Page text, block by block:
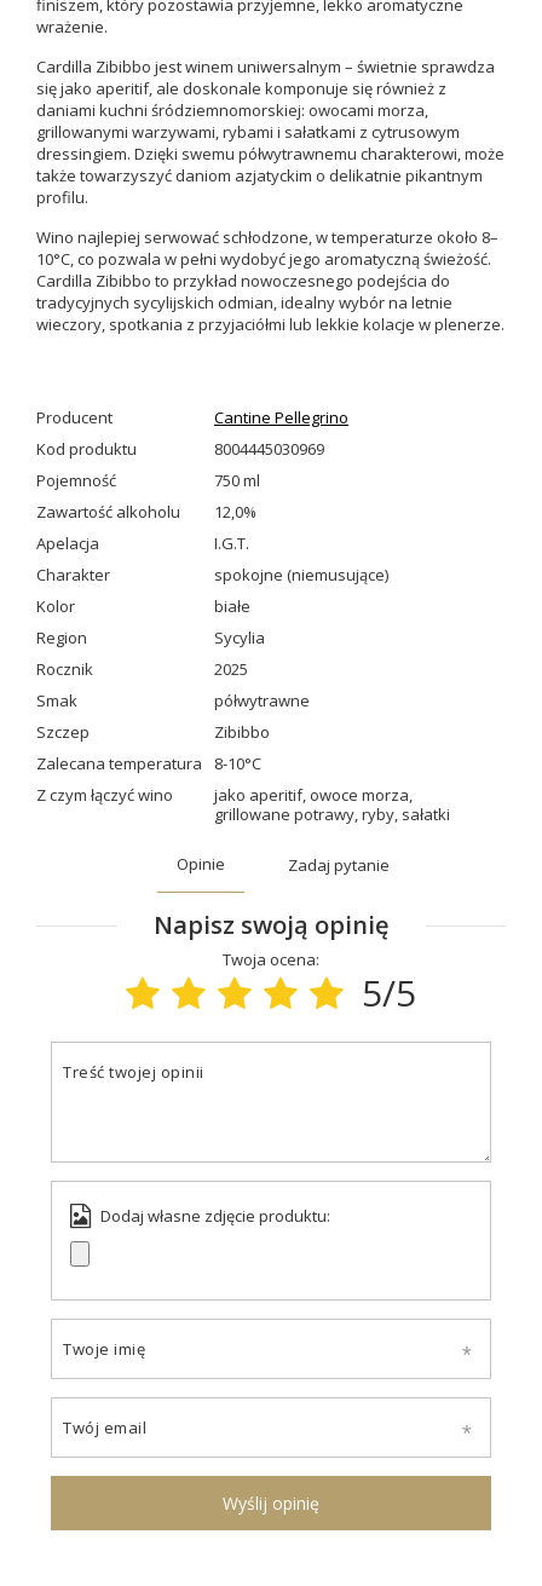
finiszem, który pozostawia przyjemne, lekko aromatyczne
wrażenie.
Cardilla Zibibbo jest winem uniwersalnym – świetnie sprawdza
się jako aperitif, ale doskonale komponuje się również z
daniami kuchni śródziemnomorskiej: owocami morza,
grillowanymi warzywami, rybami i sałatkami z cytrusowym
dressingiem. Dzięki swemu półwytrawnemu charakterowi, może
także towarzyszyć daniom azjatyckim o delikatnie pikantnym
profilu.
Wino najlepiej serwować schłodzone, w temperaturze około 8–
10°C, co pozwala w pełni wydobyć jego aromatyczną świeżość.
Cardilla Zibibbo to przykład nowoczesnego podejścia do
tradycyjnych sycylijskich odmian, idealny wybór na letnie
wieczory, spotkania z przyjaciółmi lub lekkie kolacje w plenerze.
Producent
Cantine Pellegrino
Kod produktu
8004445030969
Pojemność
750 ml
Zawartość alkoholu
12,0%
Apelacja
I.G.T.
Charakter
spokojne (niemusujące)
Kolor
białe
Region
Sycylia
Rocznik
2025
Smak
półwytrawne
Szczep
Zibibbo
Zalecana temperatura
8-10°C
Z czym łączyć wino
jako aperitif, owoce morza,
grillowane potrawy,ryby, sałatki
Opinie Zadaj pytanie
Napisz swoją opinię
Twoja ocena:
5/5
Treść twojej opinii
Dodaj własne zdjęcie produktu:
Twoje imię
Twój email
Wyślij opinię